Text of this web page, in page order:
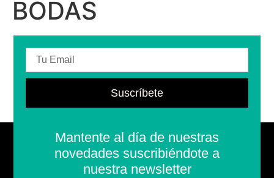
BODAS
Mantente al día de nuestras
novedades suscribiéndote a
nuestra newsletter
Suscríbete